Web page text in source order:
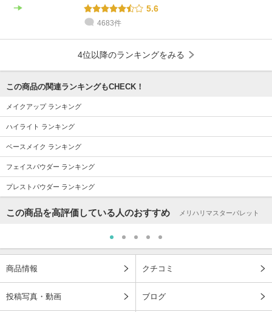
5.6
4683件
4位以降のランキングをみる
この商品の関連ランキングもCHECK！
メイクアップ ランキング
ハイライト ランキング
ベースメイク ランキング
フェイスパウダー ランキング
プレストパウダー ランキング
この商品を高評価している人のおすすめ メリハリマスターパレット
商品情報 クチコミ
投稿写真・動画 ブログ